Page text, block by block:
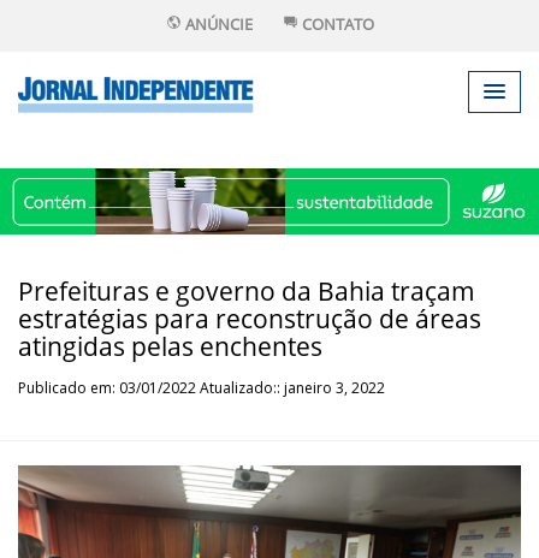
ANÚNCIE CONTATO
Prefeituras e governo da Bahia traçam
estratégias para reconstrução de áreas
atingidas pelas enchentes
Publicado em: 03/01/2022 Atualizado:: janeiro 3, 2022